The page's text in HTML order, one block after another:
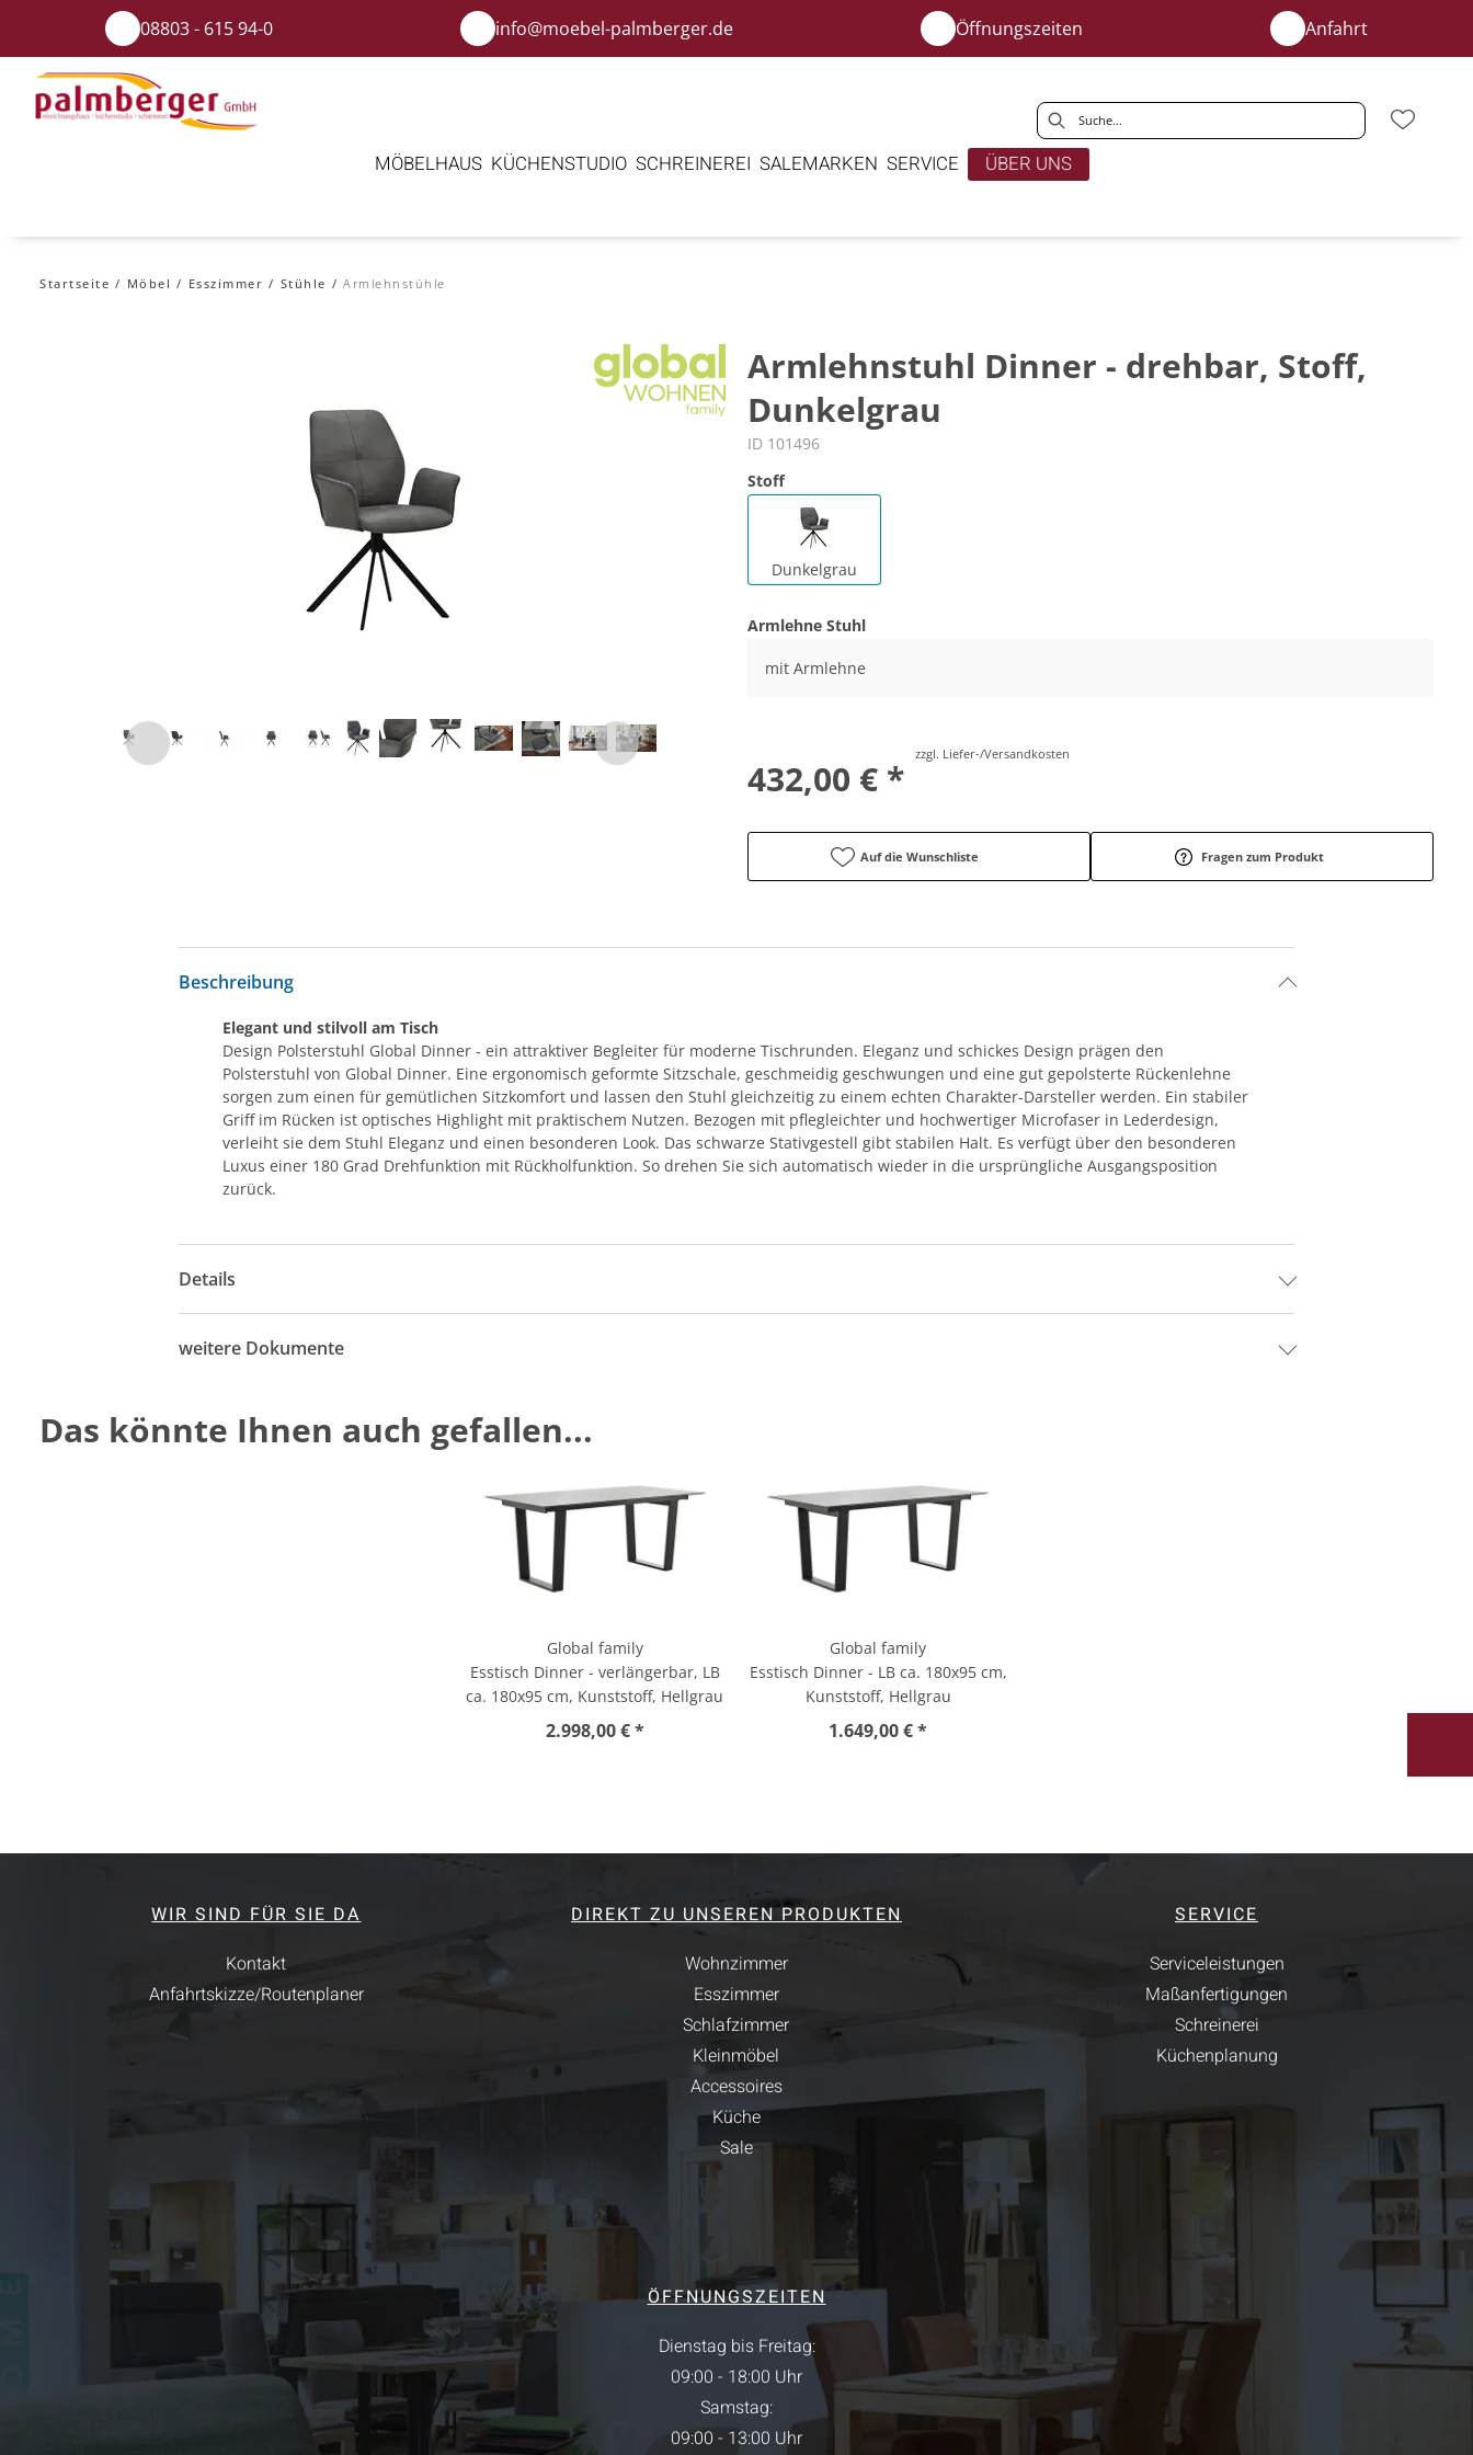
08803 - 615 94-0 info@moebel-palmberger.de Öffnungszeiten Anfahrt
MÖBELHAUS KÜCHENSTUDIO SCHREINEREI SALEMARKEN SERVICE ÜBER UNS
Startseite Möbel Esszimmer Stühle Armlehnstühle
Armlehnstuhl Dinner - drehbar, Stoff,
Dunkelgrau
ID 101496
Stoff
Dunkelgrau
Armlehne Stuhl
mit Armlehne
432,00 € *
zzgl. Liefer-/Versandkosten
Auf die Wunschliste Fragen zum Produkt
Beschreibung
Elegant und stilvoll am Tisch
Design Polsterstuhl Global Dinner - ein attraktiver Begleiter für moderne Tischrunden. Eleganz und schickes Design prägen den
Polsterstuhl von Global Dinner. Eine ergonomisch geformte Sitzschale, geschmeidig geschwungen und eine gut gepolsterte Rückenlehne
sorgen zum einen für gemütlichen Sitzkomfort und lassen den Stuhl gleichzeitig zu einem echten Charakter-Darsteller werden. Ein stabiler
Griff im Rücken ist optisches Highlight mit praktischem Nutzen. Bezogen mit pflegleichter und hochwertiger Microfaser in Lederdesign,
verleiht sie dem Stuhl Eleganz und einen besonderen Look. Das schwarze Stativgestell gibt stabilen Halt. Es verfügt über den besonderen
Luxus einer 180 Grad Drehfunktion mit Rückholfunktion. So drehen Sie sich automatisch wieder in die ursprüngliche Ausgangsposition
zurück.
Details
weitere Dokumente
Das könnte Ihnen auch gefallen...
Global family
Esstisch Dinner - verlängerbar, LB
ca. 180x95 cm, Kunststoff, Hellgrau
2.998,00 € *
Global family
Esstisch Dinner - LB ca. 180x95 cm,
Kunststoff, Hellgrau
1.649,00 € *
WIR SIND FÜR SIE DA
Kontakt
Anfahrtskizze/Routenplaner
DIREKT ZU UNSEREN PRODUKTEN
Wohnzimmer
Esszimmer
Schlafzimmer
Kleinmöbel
Accessoires
Küche
Sale
SERVICE
Serviceleistungen
Maßanfertigungen
Schreinerei
Küchenplanung
ÖFFNUNGSZEITEN
Dienstag bis Freitag:
09:00 - 18:00 Uhr
Samstag:
09:00 - 13:00 Uhr